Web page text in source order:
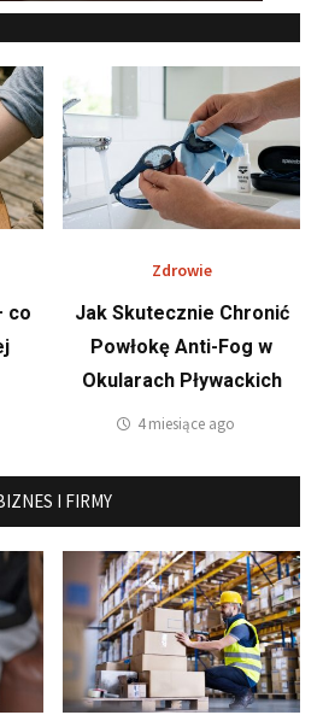
co
Zdrowie
Jak Skutecznie Chronić
Powłokę Anti-Fog w
Okularach Pływackich
4 miesiące ago
I FIRMY